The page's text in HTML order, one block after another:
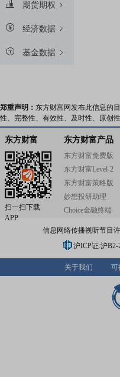
期货期权
经济数据
基金数据
郑重声明： 东方财富网发布此信息的
性、完整性、有效性、及时性、原创
东方财富
扫一扫下载
APP
东方财富产品
东方财富免费版
东方财富Level-2
东方财富策略版
妙想投研助理
Choice金融终端
信息网络传播视听节目
沪ICP证:沪B2-
关于我们 可